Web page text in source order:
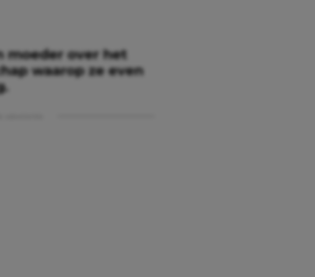
moeder over het
waarop ze even